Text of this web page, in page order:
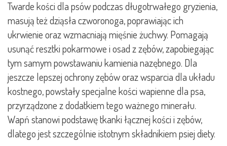
Twarde kości dla psów podczas długotrwałego gryzienia,
masują też dziąsła czworonoga, poprawiając ich
ukrwienie oraz wzmacniają mięśnie żuchwy. Pomagają
usunąć resztki pokarmowe i osad z zębów, zapobiegając
tym samym powstawaniu kamienia nazębnego. Dla
jeszcze lepszej ochrony zębów oraz wsparcia dla układu
kostnego, powstały specjalne kości wapienne dla psa,
przyrządzone z dodatkiem tego ważnego minerału.
Wapń stanowi podstawę tkanki łącznej kości i zębów,
dlatego jest szczególnie istotnym składnikiem psiej diety.